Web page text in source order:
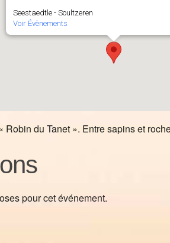
Seestaedtle - Soultzeren
Voir Évènements
Robin du Tanet ». Entre sapins et
pour cet événement.